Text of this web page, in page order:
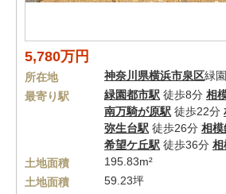
5,780万円
所在地 神奈川県横浜市泉区緑
最寄り駅
緑園都市駅 徒歩8分 相
南万騎が原駅 徒歩22分
弥生台駅 徒歩26分 相模
希望ケ丘駅 徒歩36分 相
土地面積
195.83m²
土地面積
59.23坪